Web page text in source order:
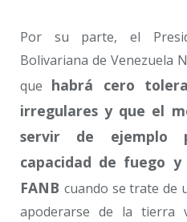
Por su parte, el
Bolivariana de Venezuela
que habrá cero
irregulares y que el
servir de ejemplo
capacidad de fuego
FANB cuando se trate de
apoderarse de la tierra